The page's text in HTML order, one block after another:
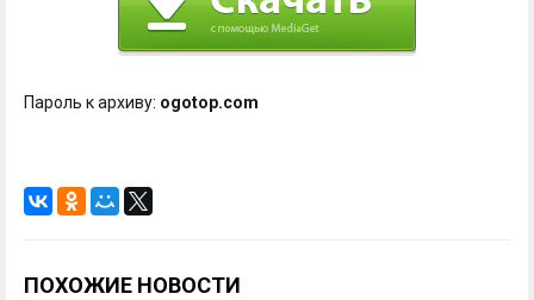
Пароль к архиву: ogotop.com
ПОХОЖИЕ НОВОСТИ